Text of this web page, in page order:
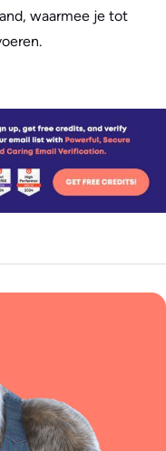
waarmee je tot